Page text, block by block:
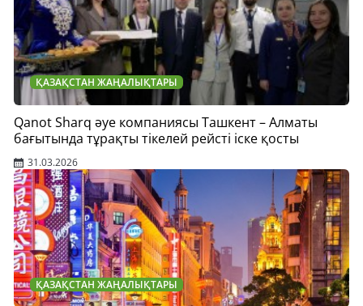
ҚАЗАҚСТАН ЖАҢАЛЫҚТАРЫ
Qanot Sharq әуе компаниясы Ташкент – Алматы
бағытында тұрақты тікелей рейсті іске қосты
31.03.2026
ҚАЗАҚСТАН ЖАҢАЛЫҚТАРЫ